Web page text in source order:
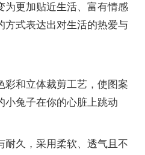
为更加贴近生活、富有情感
方式表达出对生活的热爱与
彩和立体裁剪工艺，使图案
小兔子在你的心脏上跳动
耐久，采用柔软、透气且不